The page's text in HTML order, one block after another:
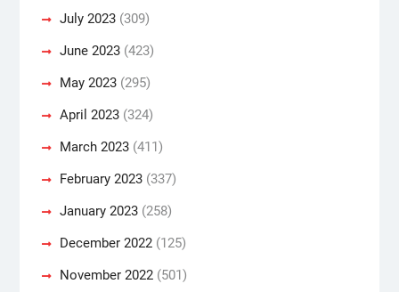
July 2023(309)
June 2023(423)
May 2023(295)
April 2023(324)
March 2023(411)
February 2023(337)
January 2023(258)
December 2022(125)
November 2022(501)